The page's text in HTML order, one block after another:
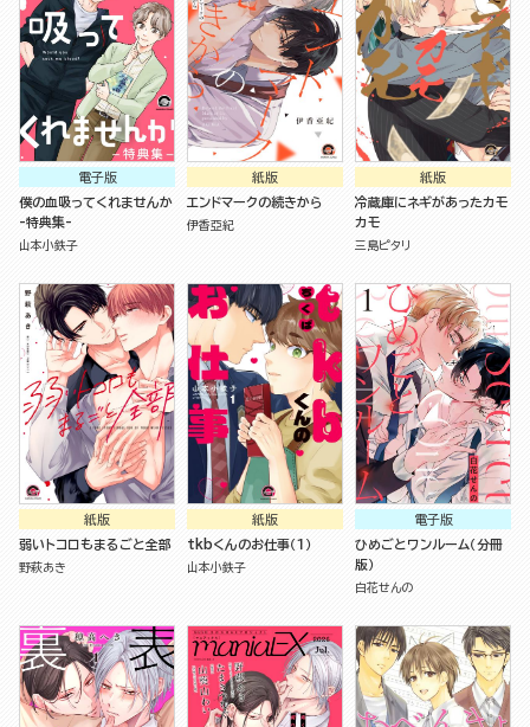
電子版
僕の血吸ってくれませんか
-特典集-
山本小鉄子
紙版
エンドマークの続きから
伊香亞紀
紙版
冷蔵庫にネギがあったカモ
カモ
三島ピタリ
紙版
弱いトコロもまるごと全部
野萩あき
紙版
tkbくんのお仕事（１）
山本小鉄子
電子版
ひめごとワンルーム（分冊
版）
白花せんの